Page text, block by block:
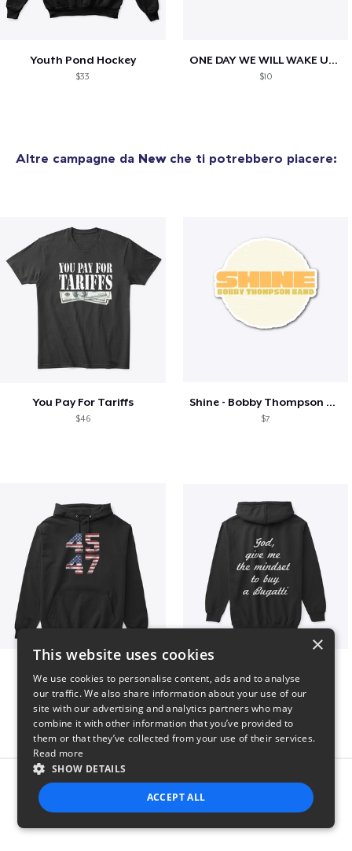
Youth Pond Hockey
$33
ONE DAY WE WILL WAKE UP TO HIS OBITUARY
$10
Altre campagne da Newche ti potrebbero piacere:
You Pay For Tariffs
$46
Shine - Bobby Thompson Band Merch
$7
$40 $51
Report this product
×
This website uses cookies
We use cookies to personalise content, ads and to analyse
our traffic. We also share information about your use of our
site with our advertising and analytics partners who may
combine it with other information that you’ve provided to
them or that they’ve collected from your use of their services.
Read more
SHOW DETAILS
ACCEPT ALL
STRICTLY NECESSARY PERFORMANCE